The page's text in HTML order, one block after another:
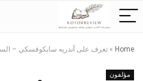
Home
» تعرف على أندريه سابكوفسكي –
مؤلفون